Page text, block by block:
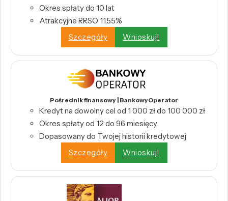
Okres spłaty do 10 lat
Atrakcyjne RRSO 11,55%
Szczegóły
Wnioskuj!
Pośrednik finansowy | BankowyOperator
Kredyt na dowolny cel od 1 000 zł do 100 000 zł
Okres spłaty od 12 do 96 miesięcy
Dopasowany do Twojej historii kredytowej
Szczegóły
Wnioskuj!